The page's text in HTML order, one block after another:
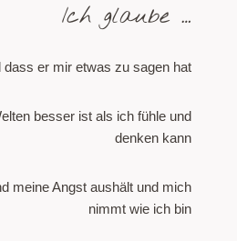
Ich glaube …
er mir etwas zu sagen hat
besser ist als ich fühle und
denken kann
meine Angst aushält und mich
nimmt wie ich bin